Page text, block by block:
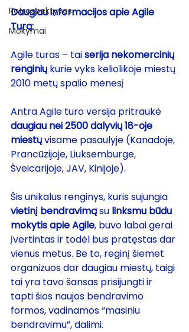
Retrospektyvos
Mokymai
Daugiau informacijos apie Agile
Turą:
Agile turas – tai serija nekomercinių
renginių kurie vyks keliolikoje miestų
2010 metų spalio mėnesį
Antra Agile turo versija pritraukė
daugiau nei 2500 dalyvių 18-oje
miestų visame pasaulyje (Kanadoje,
Prancūzijoje, Liuksemburge,
Šveicarijoje, JAV, Kinijoje).
Šis unikalus renginys, kuris sujungia
vietinį bendravimą su linksmu būdu
mokytis apie Agile, buvo labai gerai
įvertintas ir todėl bus pratęstas dar
vienus metus. Be to, reginį šiemet
organizuos dar daugiau miestų, taigi
tai yra tavo šansas prisijungti ir
tapti šios naujos bendravimo
formos, vadinamos “masiniu
bendravimu”, dalimi.